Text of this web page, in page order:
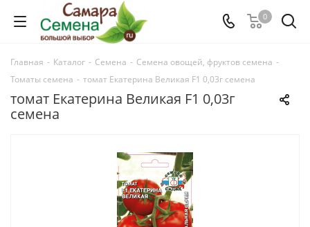
0
Главная - Каталог - Семена - Семена овощей, фруктов семена -
Томаты семена - томат Екатерина Великая F1 0,03г семена
томат Екатерина Великая F1 0,03г
семена